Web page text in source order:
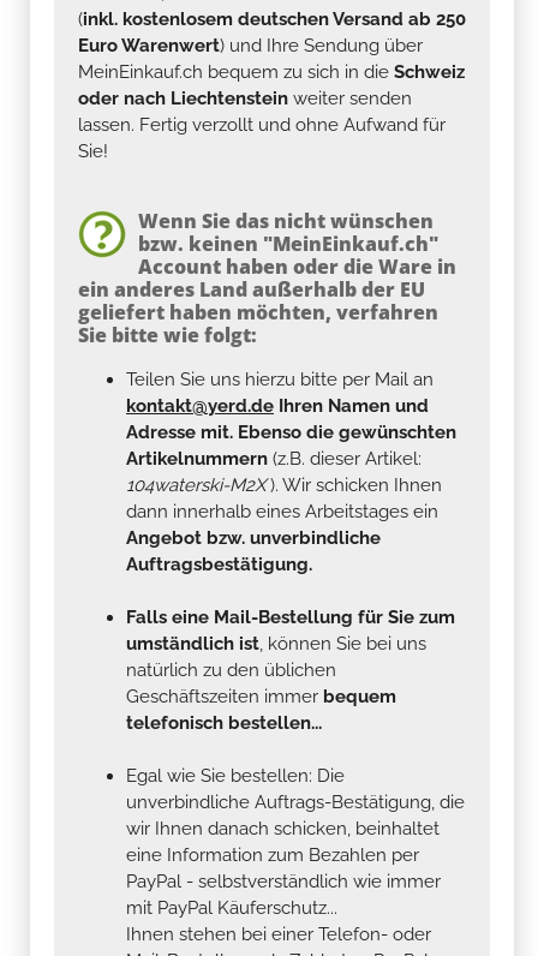
(inkl. kostenlosem deutschen Versand ab 250
Euro Warenwert) und Ihre Sendung über
MeinEinkauf.ch bequem zu sich in die Schweiz
oder nach Liechtenstein weiter senden
lassen. Fertig verzollt und ohne Aufwand für
Sie!
Wenn Sie das nicht wünschen
bzw. keinen "MeinEinkauf.ch"
Account haben oder die Ware in
ein anderes Land außerhalb der EU
geliefert haben möchten, verfahren
Sie bitte wie folgt:
Teilen Sie uns hierzu bitte per Mail an
kontakt@yerd.de Ihren Namen und
Adresse mit. Ebenso die gewünschten
Artikelnummern (z.B. dieser Artikel:
104waterski-M2X). Wir schicken Ihnen
dann innerhalb eines Arbeitstages ein
Angebot bzw. unverbindliche
Auftragsbestätigung.
Falls eine Mail-Bestellung für Sie zum
umständlich ist, können Sie bei uns
natürlich zu den üblichen
Geschäftszeiten immer bequem
telefonisch bestellen...
Egal wie Sie bestellen: Die
unverbindliche Auftrags-Bestätigung, die
wir Ihnen danach schicken, beinhaltet
eine Information zum Bezahlen per
PayPal - selbstverständlich wie immer
mit PayPal Käuferschutz...
Ihnen stehen bei einer Telefon- oder